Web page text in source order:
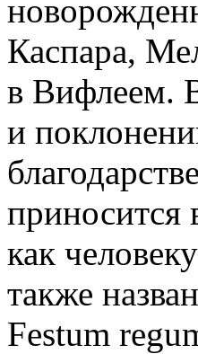
Каспара,
в Вифлеем.
и
приносится
как
также
Festum